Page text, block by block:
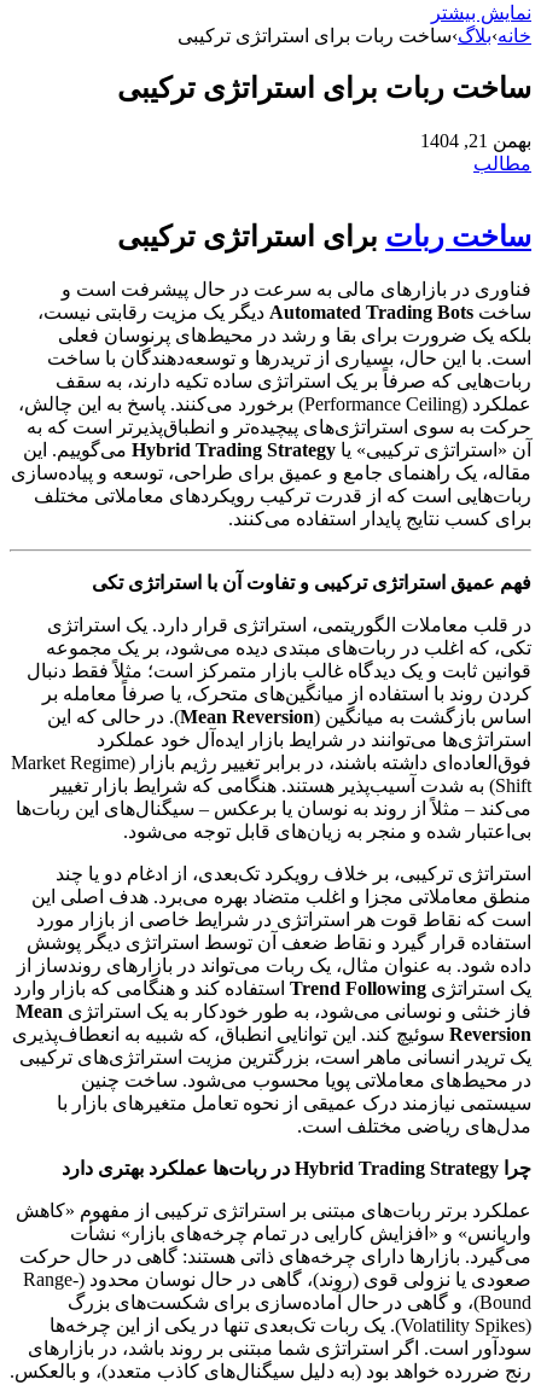
نمایش بیشتر
خانه›بلاگ›ساخت ربات برای استراتژی ترکیبی
ساخت ربات برای استراتژی ترکیبی
بهمن 21, 1404
مطالب
ساخت ربات برای استراتژی ترکیبی
فناوری در بازارهای مالی به سرعت در حال پیشرفت است و
ساخت Automated Trading Bots دیگر یک مزیت رقابتی نیست،
بلکه یک ضرورت برای بقا و رشد در محیط‌های پرنوسان فعلی
است. با این حال، بسیاری از تریدرها و توسعه‌دهندگان با ساخت
ربات‌هایی که صرفاً بر یک استراتژی ساده تکیه دارند، به سقف
عملکرد (Performance Ceiling) برخورد می‌کنند. پاسخ به این چالش،
حرکت به سوی استراتژی‌های پیچیده‌تر و انطباق‌پذیرتر است که به
آن «استراتژی ترکیبی» یا Hybrid Trading Strategy می‌گوییم. این
مقاله، یک راهنمای جامع و عمیق برای طراحی، توسعه و پیاده‌سازی
ربات‌هایی است که از قدرت ترکیب رویکردهای معاملاتی مختلف
برای کسب نتایج پایدار استفاده می‌کنند.
فهم عمیق استراتژی ترکیبی و تفاوت آن با استراتژی تکی
در قلب معاملات الگوریتمی، استراتژی قرار دارد. یک استراتژی
تکی، که اغلب در ربات‌های مبتدی دیده می‌شود، بر یک مجموعه
قوانین ثابت و یک دیدگاه غالب بازار متمرکز است؛ مثلاً فقط دنبال
کردن روند با استفاده از میانگین‌های متحرک، یا صرفاً معامله بر
اساس بازگشت به میانگین (Mean Reversion). در حالی که این
استراتژی‌ها می‌توانند در شرایط بازار ایده‌آل خود عملکرد
فوق‌العاده‌ای داشته باشند، در برابر تغییر رژیم بازار (Market Regime
Shift) به شدت آسیب‌پذیر هستند. هنگامی که شرایط بازار تغییر
می‌کند – مثلاً از روند به نوسان یا برعکس – سیگنال‌های این ربات‌ها
بی‌اعتبار شده و منجر به زیان‌های قابل توجه می‌شود.
استراتژی ترکیبی، بر خلاف رویکرد تک‌بعدی، از ادغام دو یا چند
منطق معاملاتی مجزا و اغلب متضاد بهره می‌برد. هدف اصلی این
است که نقاط قوت هر استراتژی در شرایط خاصی از بازار مورد
استفاده قرار گیرد و نقاط ضعف آن توسط استراتژی دیگر پوشش
داده شود. به عنوان مثال، یک ربات می‌تواند در بازارهای روندساز از
یک استراتژی Trend Following استفاده کند و هنگامی که بازار وارد
فاز خنثی و نوسانی می‌شود، به طور خودکار به یک استراتژی Mean
Reversion سوئیچ کند. این توانایی انطباق، که شبیه به انعطاف‌پذیری
یک تریدر انسانی ماهر است، بزرگترین مزیت استراتژی‌های ترکیبی
در محیط‌های معاملاتی پویا محسوب می‌شود. ساخت چنین
سیستمی نیازمند درک عمیقی از نحوه تعامل متغیرهای بازار با
مدل‌های ریاضی مختلف است.
چرا Hybrid Trading Strategy در ربات‌ها عملکرد بهتری دارد
عملکرد برتر ربات‌های مبتنی بر استراتژی ترکیبی از مفهوم «کاهش
واریانس» و «افزایش کارایی در تمام چرخه‌های بازار» نشأت
می‌گیرد. بازارها دارای چرخه‌های ذاتی هستند: گاهی در حال حرکت
صعودی یا نزولی قوی (روند)، گاهی در حال نوسان محدود (Range-
Bound)، و گاهی در حال آماده‌سازی برای شکست‌های بزرگ
(Volatility Spikes). یک ربات تک‌بعدی تنها در یکی از این چرخه‌ها
سودآور است. اگر استراتژی شما مبتنی بر روند باشد، در بازارهای
رنج ضررده خواهد بود (به دلیل سیگنال‌های کاذب متعدد)، و بالعکس.